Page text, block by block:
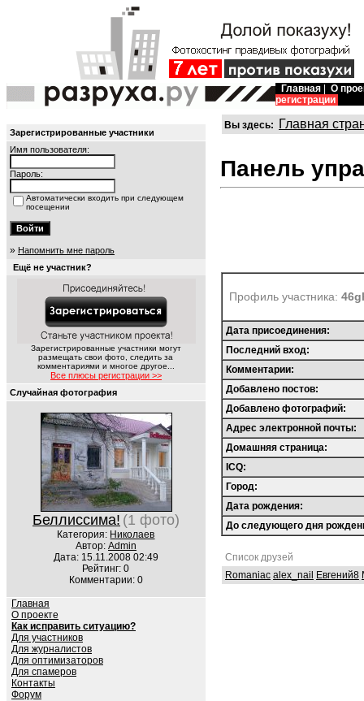
Главная
О
регистрации
Зарегистрированные участники
Имя пользователя:
Пароль:
Автоматически входить при следующем
посещении
» Напомнить мне пароль
Ещё не участник?
Зарегистрированные участники могут
размещать свои фото, следить за
комментариями и многое другое...
Все плюсы регистрации >>
Случайная фотография
Беллиссима! (1 фото)
Категория: Николаев
Автор: Admin
Дата: 15.11.2008 02:49
Рейтинг: 0
Комментарии: 0
Главная
О проекте
Как исправить ситуацию?
Для участников
Для журналистов
Для оптимизаторов
Для спамеров
Контакты
Форум
Вы здесь: Главная
Панель
Профиль участника:
Дата присоединения:
Последний вход:
Комментарии:
Добавлено постов:
Добавлено фотографий:
Адрес электронной почты:
Домашняя страница:
ICQ:
Город:
Дата рождения:
До следующего дня
Список друзей
Romaniac alex_nail Евгений8